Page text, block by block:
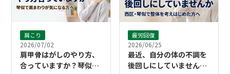
肩こり
2026/07/02
肩甲骨はがしのやり方、
合っていますか？琴似で
疲労回復
2026/06/25
最近、自分の体の不調を
後回しにしていませんか